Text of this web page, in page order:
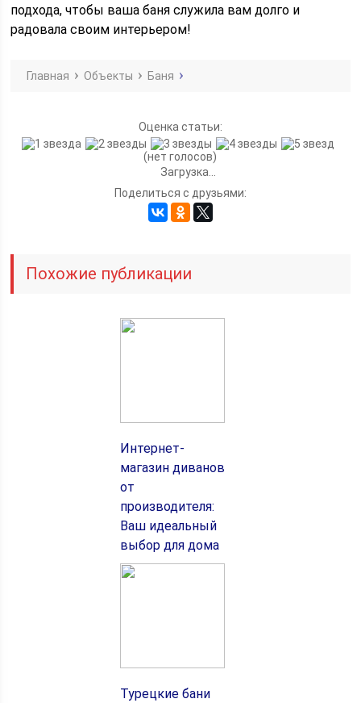
подхода, чтобы ваша баня служила вам долго и
радовала своим интерьером!
Главная Объекты Баня
Оценка статьи:
(нет голосов)
Загрузка...
Поделиться с друзьями:
Похожие публикации
Интернет-
магазин диванов
от
производителя:
Ваш идеальный
выбор для дома
Турецкие бани